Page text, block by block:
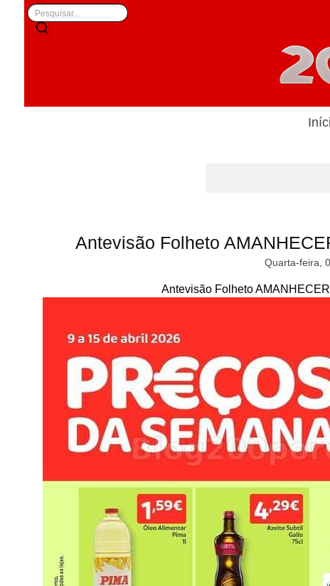
Antevisão Folheto
Quarta-feira,
Antevisão Folheto